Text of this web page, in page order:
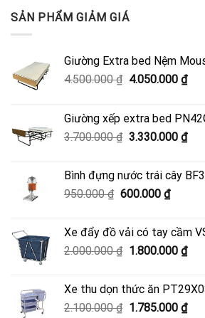
SẢN PHẨM GIẢM GIÁ
Giường Extra bed Nệm
4.500.000₫ Giá
4.500.000 ₫.
4.050.000 ₫Giá
là:
Giường xếp extra bed
3.700.000₫ Giá
3.700.000 ₫.
3.330.000 ₫Giá
là:
Bình đựng nước trái cây
950.000₫ Giá
950.000 ₫.
600.000 ₫Giá
là:
Xe đẩy đồ vải có tay cầm
2.000.000₫ Giá
2.000.000 ₫.
1.800.000 ₫Giá
là:
Xe thu dọn thức ăn
2.100.000₫ Giá
1.785.000 ₫Giá